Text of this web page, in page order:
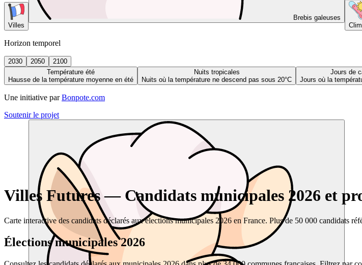
Villes
Brebis galeuses
Horizon temporel
2030 2050
2100
Température été
Hausse de la température moyenne en été
Nuits tropicales
Nuits où la température ne descend pas sous 20°C
Jours de
Jours où la
Une initiative par Bonpote.com
Soutenir le projet
Villes Futures — Candidats municipales 2026 et
Carte interactive des candidats déclarés aux élections municipales 2026 en France. Plus de 50 000 candidats
Élections municipales 2026